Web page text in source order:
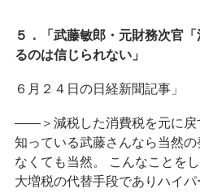
５．「武藤敏郎・元財務次官
るのは信じられない」
６月２４日の日経新聞記事」
――＞減税した消費税を元に戻
知っている武藤さんなら当然
なくても当然。 こんなことを
大増税の代替手段でありハイ